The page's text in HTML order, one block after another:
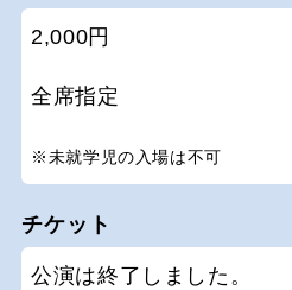
2,000円
全席指定
※未就学児の入場は不可
チケット
公演は終了しました。